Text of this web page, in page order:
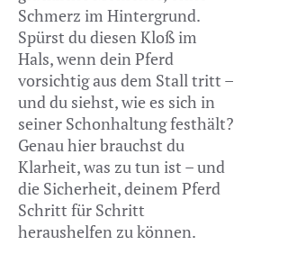
Schmerz im Hintergrund.
Spürst du diesen Kloß im
Hals, wenn dein Pferd
vorsichtig aus dem Stall tritt –
und du siehst, wie es sich in
seiner Schonhaltung festhält?
Genau hier brauchst du
Klarheit, was zu tun ist – und
die Sicherheit, deinem Pferd
Schritt für Schritt
heraushelfen zu können.